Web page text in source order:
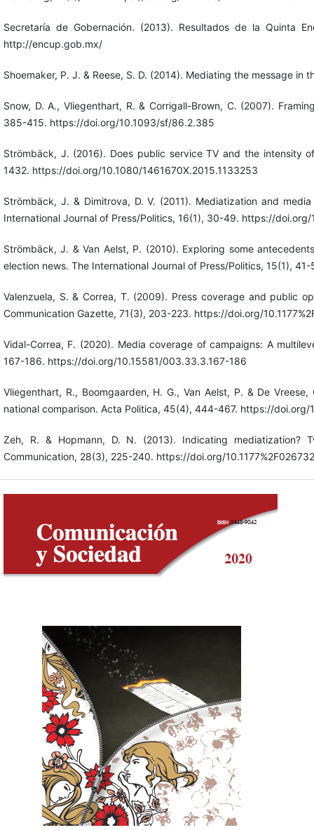
Secretaría de Gobernación. (2013). Resultados de la Quinta
http://encup.gob.mx/
Shoemaker, P. J. & Reese, S. D. (2014). Mediating the message
Snow, D. A., Vliegenthart, R. & Corrigall-Brown, C. (2007).
385-415. https://doi.org/10.1093/sf/86.2.385
Strömbäck, J. (2016). Does public service TV and the intensity
1432. https://doi.org/10.1080/1461670X.2015.1133253
Strömbäck, J. & Dimitrova, D. V. (2011). Mediatization and
International Journal of Press/Politics, 16(1), 30-49. https://doi.org/
Strömbäck, J. & Van Aelst, P. (2010). Exploring some
election news. The International Journal of Press/Politics, 15(1),
Valenzuela, S. & Correa, T. (2009). Press coverage and public
Communication Gazette, 71(3), 203-223. https://doi.org/
Vidal-Correa, F. (2020). Media coverage of campaigns: A
167-186. https://doi.org/10.15581/003.33.3.167-186
Vliegenthart, R., Boomgaarden, H. G., Van Aelst, P. & De
national comparison. Acta Politica, 45(4), 444-467. https://doi.org/
Zeh, R. & Hopmann, D. N. (2013). Indicating mediatization?
Communication, 28(3), 225-240. https://doi.org/